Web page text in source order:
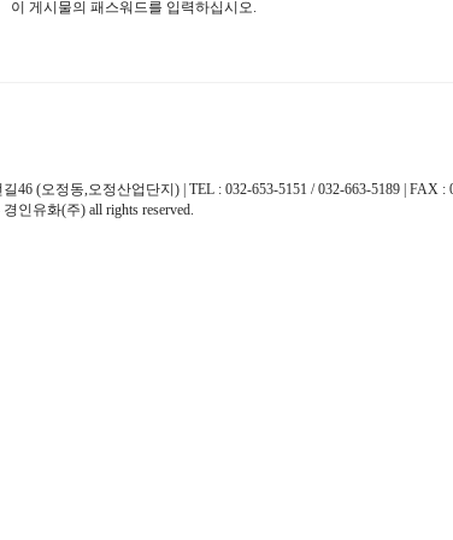
이 게시물의 패스워드를 입력하십시오.
(오정동,오정산업단지) | TEL : 032-653-5151 / 032-663-5189 | FAX :
인유화(주) all rights reserved.